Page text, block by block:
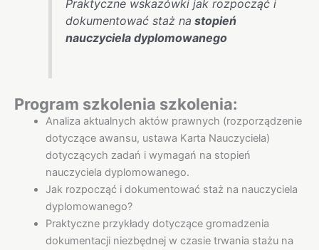
Praktyczne wskazówki jak rozpocząć i
dokumentować staż na stopień
nauczyciela dyplomowanego
Program szkolenia szkolenia:
Analiza aktualnych aktów prawnych (rozporządzenie
dotyczące awansu, ustawa Karta Nauczyciela)
dotyczących zadań i wymagań na stopień
nauczyciela dyplomowanego.
Jak rozpocząć i dokumentować staż na nauczyciela
dyplomowanego?
Praktyczne przykłady dotyczące gromadzenia
dokumentacji niezbędnej w czasie trwania stażu na